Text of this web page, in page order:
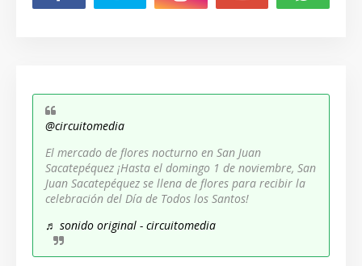
@circuitomedia
El mercado de flores nocturno en San Juan
Sacatepéquez ¡Hasta el domingo 1 de noviembre, San
Juan Sacatepéquez se llena de flores para recibir la
celebración del Día de Todos los Santos!
♬ sonido original - circuitomedia